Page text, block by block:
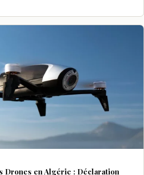
Drones en Algérie : Déclaration